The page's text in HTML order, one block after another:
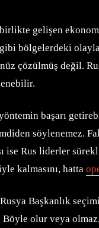
gelişen
bölgelerdeki
çözülmüş değil.
başarı
söylenemez.
Rus liderler
kalmasını, hatta
Başkanlık
olur veya